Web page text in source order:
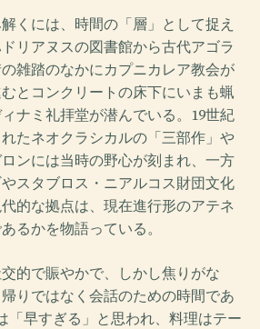
くには、時間の「層」として捉え
リアヌスの図書館から古代アゴラ
雑踏のなかにカプニカレア教会が
とコンクリートの床下にいまも蝋
ナミ礼拝堂が潜んでいる。19世紀
たネオクラシカルの「三部作」や
ンには当時の野心が刻まれ、一方
スタブロス・ニアルコス財団文化
的な拠点は、現在進行形のアテネ
るかを物語っている。
的で賑やかで、しかし焦りがな
りではなく会話のための時間であ
「早すぎる」と思われ、料理はテー